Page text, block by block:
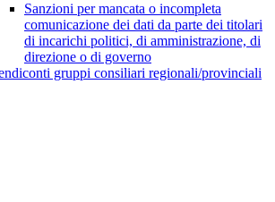
Sanzioni per mancata o incompleta
comunicazione dei dati da parte dei titolari
di incarichi politici, di amministrazione, di
direzione o di governo
gruppi consiliari regionali/provinciali